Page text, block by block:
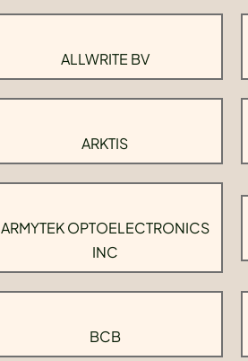
ALLWRITE BV
ARKTIS
ARMYTEK OPTOELECTRONICS
INC
BCB